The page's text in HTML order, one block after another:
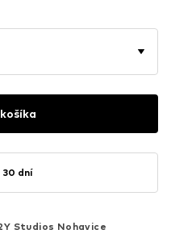
dní
Studios Nohavice